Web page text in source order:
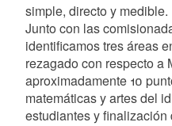
simple, directo y medible.
Junto con las
identificamos tres áreas
rezagado con respecto a
aproximadamente 10
matemáticas y artes del
estudiantes y finalización